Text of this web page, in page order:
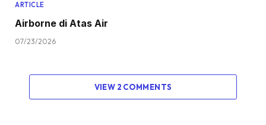
ARTICLE
Airborne di Atas Air
07/23/2026
VIEW 2 COMMENTS